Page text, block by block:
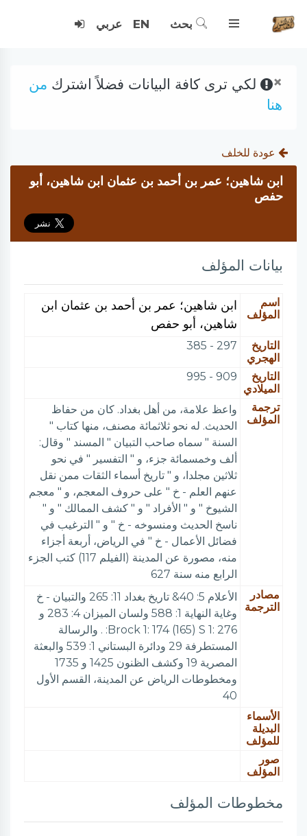
بحث EN عربي
× لكي ترى كافة البيانات فضلاً اشترك من
هنا
عودة للخلف
ابن شاهين؛ عمر بن أحمد بن عثمان ابن شاهين، أبو
حفص
بيانات المؤلف
اسم
المؤلف
ابن شاهين؛ عمر بن أحمد بن عثمان ابن
شاهين، أبو حفص
التاريخ
الهجري
297 - 385
التاريخ
الميلادي
909 - 995
ترجمة
المؤلف
واعظ علامة، من أهل بغداد. كان من حفاظ
الحديث. له نحو ثلاثمائة مصنف، منها كتاب "
السنة " سماه صاحب التبيان " المسند " وقال:
ألف وخمسمائة جزء، و " التفسير " في نحو
ثلاثين مجلدا، و " تاريخ أسماء الثقات ممن نقل
عنهم العلم - خ " على حروف المعجم، و " معجم
الشيوخ " و " الأفراد " و " كشف الممالك " و "
ناسخ الحديث ومنسوخه - خ " و " الترغيب في
فضائل الأعمال - خ " في الرياض، أربعة أجزاء
منه، مصورة عن المدينة (الفيلم 117) كتب الجزء
الرابع منه سنة 627
مصادر
الترجمة
الأعلام 5: 40& تاريخ بغداد 11: 265 والتبيان - خ
وغاية النهاية 1: 588 ولسان الميزان 4: 283 و
Brock 1: 174 (165) S 1: 276: . والرسالة
المستطرفة 29 ودائرة البستاني 1: 539 والبعثة
المصرية 19 وكشف الظنون 1425 و 1735
ومخطوطات الرياض عن المدينة، القسم الأول
40
الأسماء
البديلة
للمؤلف
صور
المؤلف
مخطوطات المؤلف